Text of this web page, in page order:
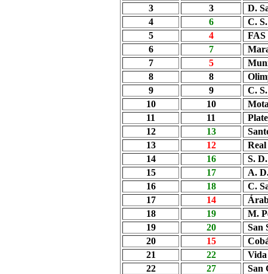
3
3 D.
4
6 C.
5
4 FAS
6
7
7
5
8
8
9
9 C.
10
10
11
11
12
13
13
12 Real
14
16 S.
15
17 A.
16
18 C.
17
14
18
19 M.
19
20 San
20
15
21
22 Vida
22
27 San